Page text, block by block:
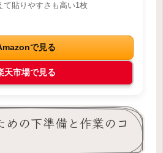
て貼りやすさも高い1枚
で見る
天市場で見る
めの下準備と作業のコ